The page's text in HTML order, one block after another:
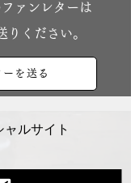
ァンレターは
りください。
ーを送る
ルサイト